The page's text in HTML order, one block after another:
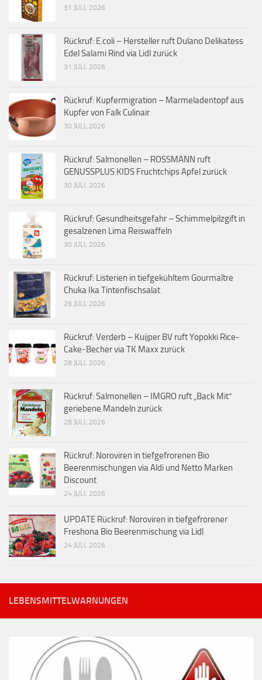
31 JULI, 2026
Rückruf: E.coli – Hersteller ruft Dulano Delikatess
Edel Salami Rind via Lidl zurück
31 JULI, 2026
Rückruf: Kupfermigration – Marmeladentopf aus
Kupfer von Falk Culinair
30 JULI, 2026
Rückruf: Salmonellen – ROSSMANN ruft
GENUSSPLUS KIDS Fruchtchips Apfel zurück
30 JULI, 2026
Rückruf: Gesundheitsgefahr – Schimmelpilzgift in
gesalzenen Lima Reiswaffeln
30 JULI, 2026
Rückruf: Listerien in tiefgekühltem Gourmaître
Chuka Ika Tintenfischsalat
29 JULI, 2026
Rückruf: Verderb – Kuijper BV ruft Yopokki Rice-
Cake-Becher via TK Maxx zurück
28 JULI, 2026
Rückruf: Salmonellen – IMGRO ruft „Back Mit“
geriebene Mandeln zurück
28 JULI, 2026
Rückruf: Noroviren in tiefgefrorenen Bio
Beerenmischungen via Aldi und Netto Marken
Discount
24 JULI, 2026
UPDATE Rückruf: Noroviren in tiefgefrorener
Freshona Bio Beerenmischung via Lidl
24 JULI, 2026
LEBENSMITTELWARNUNGEN